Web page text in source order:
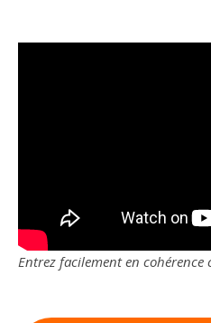
Entrez facilement en cohérence